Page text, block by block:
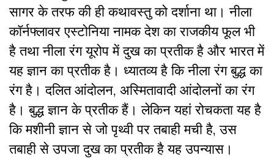
सागर के तरफ की ही कथावस्तु को दर्शाना था। नीला
कॉर्नफ्लावर एस्टोनिया नामक देश का राजकीय फूल भी
है तथा नीला रंग यूरोप में दुख का प्रतीक है और भारत में
यह ज्ञान का प्रतीक है। ध्यातव्य है कि नीला रंग बुद्ध का
रंग है। दलित आंदोलन, अस्मितावादी आंदोलनों का रंग
है। बुद्ध ज्ञान के प्रतीक हैं। लेकिन यहां रोचकता यह है
कि मशीनी ज्ञान से जो पृथ्वी पर तबाही मची है, उस
तबाही से उपजा दुख का प्रतीक है यह उपन्यास।